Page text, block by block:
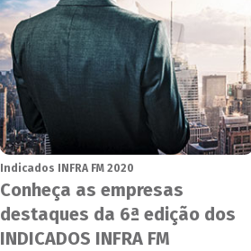
Indicados INFRA FM 2020
Conheça as empresas
destaques da 6ª edição dos
INDICADOS INFRA FM